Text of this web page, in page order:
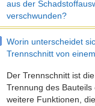
aus der
verschwunden?
Worin unterscheidet
Trennschnitt von
Der Trennschnitt ist
Trennung des Bauteils
weitere Funktionen,